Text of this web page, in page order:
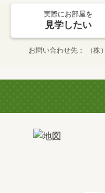
実際にお部屋を
見学したい
お問い合わせ先 （